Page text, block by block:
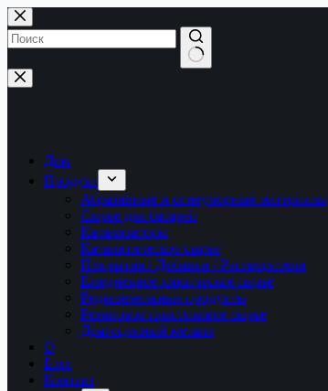
Перейти
к
сути
Ничего
не
Дом
Продукт
Абразивные и огнеупорные материалы
Сырье для батарей
Катализаторы
Каталитическое сырье
Покрытия / Добавки / Растворители
Ежедневное химическое сырье
Редкоземельные продукты
Резиновое пластиковое сырье
Драгоценный металл
О
Блог
Контакт